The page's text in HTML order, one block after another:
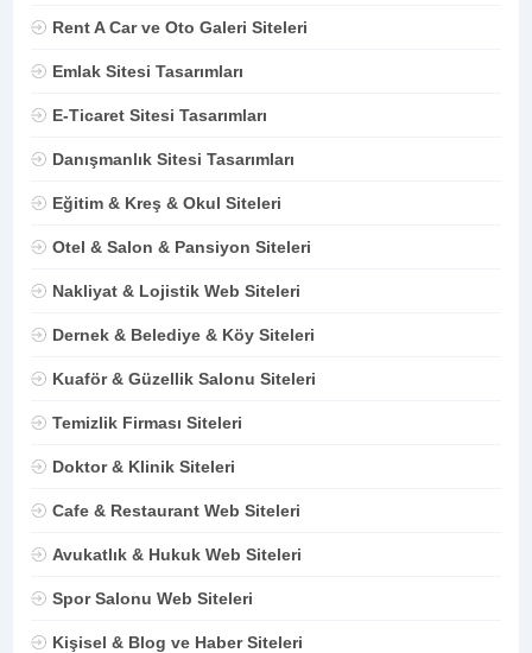
Rent A Car ve Oto Galeri Siteleri
Emlak Sitesi Tasarımları
E-Ticaret Sitesi Tasarımları
Danışmanlık Sitesi Tasarımları
Eğitim & Kreş & Okul Siteleri
Otel & Salon & Pansiyon Siteleri
Nakliyat & Lojistik Web Siteleri
Dernek & Belediye & Köy Siteleri
Kuaför & Güzellik Salonu Siteleri
Temizlik Firması Siteleri
Doktor & Klinik Siteleri
Cafe & Restaurant Web Siteleri
Avukatlık & Hukuk Web Siteleri
Spor Salonu Web Siteleri
Kişisel & Blog ve Haber Siteleri